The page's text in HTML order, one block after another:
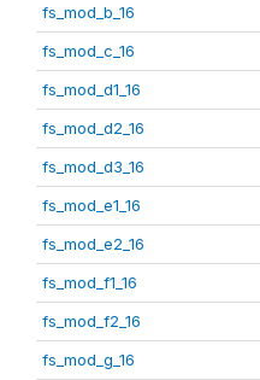
fs_mod_b_16
fs_mod_c_16
fs_mod_d1_16
fs_mod_d2_16
fs_mod_d3_16
fs_mod_e1_16
fs_mod_e2_16
fs_mod_f1_16
fs_mod_f2_16
fs_mod_g_16